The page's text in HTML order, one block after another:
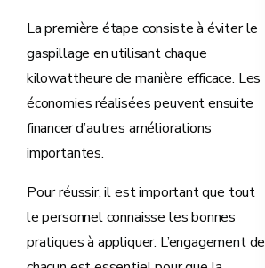
La première étape consiste à éviter le
gaspillage en utilisant chaque
kilowattheure de manière efficace. Les
économies réalisées peuvent ensuite
financer d’autres améliorations
importantes.
Pour réussir, il est important que tout
le personnel connaisse les bonnes
pratiques à appliquer. L’engagement de